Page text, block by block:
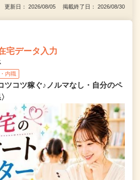
更新日： 2026/08/05 掲載終了日： 2026/08/30
宅データ入力
内職
ツコツ稼ぐ♪ノルマなし・自分のペ